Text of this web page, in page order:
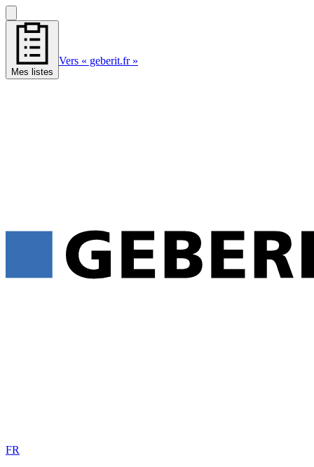
Mes listes
Vers « geberit.fr »
FR